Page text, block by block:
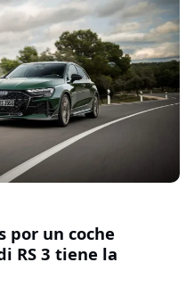
por un coche
RS 3 tiene la